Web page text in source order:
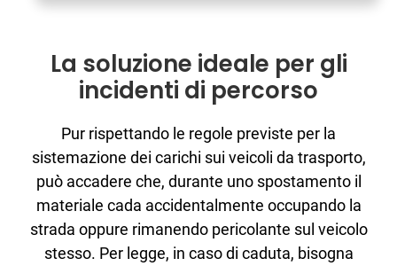
La soluzione ideale per gli
incidenti di percorso
Pur rispettando le regole previste per la
sistemazione dei carichi sui veicoli da trasporto,
può accadere che, durante uno spostamento il
materiale cada accidentalmente occupando la
strada oppure rimanendo pericolante sul veicolo
stesso. Per legge, in caso di caduta, bisogna